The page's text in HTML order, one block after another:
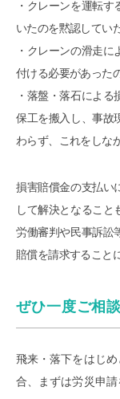
・クレーンを運転
いたのを黙認していた
・クレーンの滑走
付ける必要があった
・落盤・落石によ
保工を搬入し、事故
わらず、これをしな
損害賠償金の支払い
して解決となること
労働審判や民事訴訟
賠償を請求すること
ぜひ一度ご相
飛来・落下をはじ
合、まずは労災申